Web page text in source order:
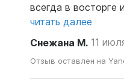
всегда в
читать далее
Снежана М. 11
Отзыв оставлен на